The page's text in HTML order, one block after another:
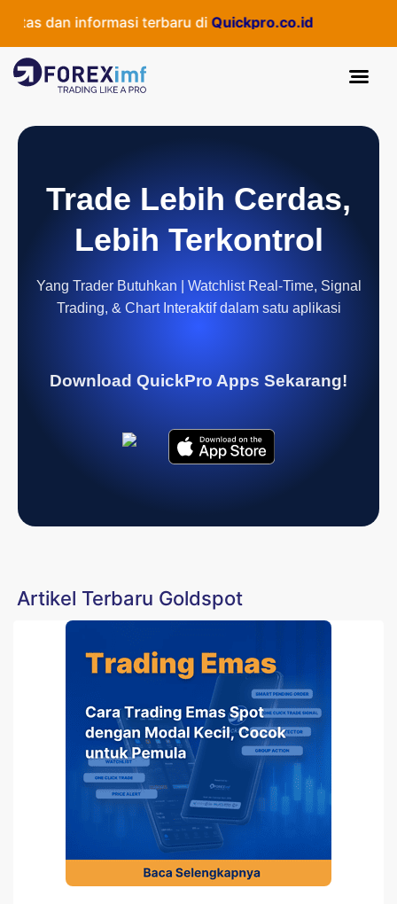
dan informasi terbaru diQuickpro.co.id
Trade Lebih Cerdas,
Lebih Terkontrol
Yang Trader Butuhkan | Watchlist Real-Time, Signal
Trading, & Chart Interaktif dalam satu aplikasi
Download QuickPro Apps Sekarang!
Artikel Terbaru Goldspot